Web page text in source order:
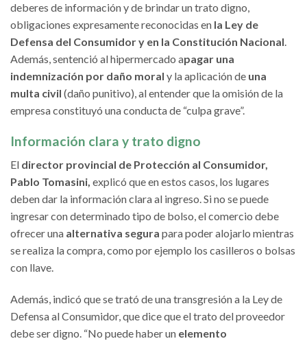
deberes de información y de brindar un trato digno,
obligaciones expresamente reconocidas en la Ley de
Defensa del Consumidor y en la Constitución Nacional.
Además, sentenció al hipermercado apagar una
indemnización por daño moral y la aplicación de una
multa civil (daño punitivo), al entender que la omisión de la
empresa constituyó una conducta de “culpa grave”.
Información clara y trato digno
El director provincial de Protección al Consumidor,
Pablo Tomasini, explicó que en estos casos, los lugares
deben dar la información clara al ingreso. Si no se puede
ingresar con determinado tipo de bolso, el comercio debe
ofrecer una alternativa segura para poder alojarlo mientras
se realiza la compra, como por ejemplo los casilleros o bolsas
con llave.
Además, indicó que se trató de una transgresión a la Ley de
Defensa al Consumidor, que dice que el trato del proveedor
debe ser digno. “No puede haber un elemento